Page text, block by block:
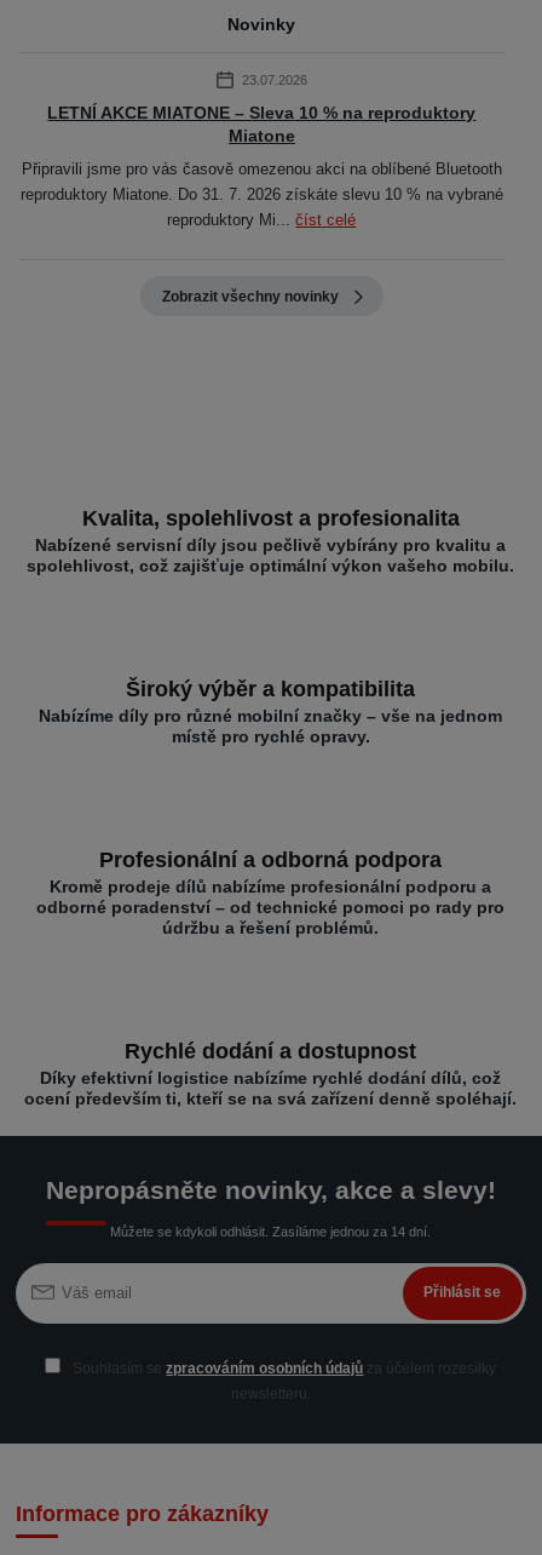
Novinky
23.07.2026
LETNÍ AKCE MIATONE – Sleva 10 % na reproduktory
Miatone
Připravili jsme pro vás časově omezenou akci na oblíbené Bluetooth
reproduktory Miatone. Do 31. 7. 2026 získáte slevu 10 % na vybrané
reproduktory Mi...číst celé
Zobrazit všechny novinky
Kvalita, spolehlivost a profesionalita
Nabízené servisní díly jsou pečlivě vybírány pro kvalitu a
spolehlivost, což zajišťuje optimální výkon vašeho mobilu.
Široký výběr a kompatibilita
Nabízíme díly pro různé mobilní značky – vše na jednom
místě pro rychlé opravy.
Profesionální a odborná podpora
Kromě prodeje dílů nabízíme profesionální podporu a
odborné poradenství – od technické pomoci po rady pro
údržbu a řešení problémů.
Rychlé dodání a dostupnost
Díky efektivní logistice nabízíme rychlé dodání dílů, což
ocení především ti, kteří se na svá zařízení denně spoléhají.
Nepropásněte novinky, akce a slevy!
Můžete se kdykoli odhlásit. Zasíláme jednou za 14 dní.
Přihlásit se
Souhlasím sezpracováním osobních údajů za účelem rozesílky
newsletteru.
Informace pro zákazníky